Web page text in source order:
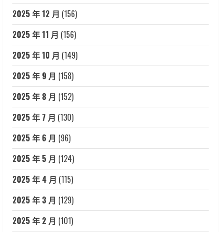
2025 年 12 月 (156)
2025 年 11 月 (156)
2025 年 10 月 (149)
2025 年 9 月 (158)
2025 年 8 月 (152)
2025 年 7 月 (130)
2025 年 6 月 (96)
2025 年 5 月 (124)
2025 年 4 月 (115)
2025 年 3 月 (129)
2025 年 2 月 (101)